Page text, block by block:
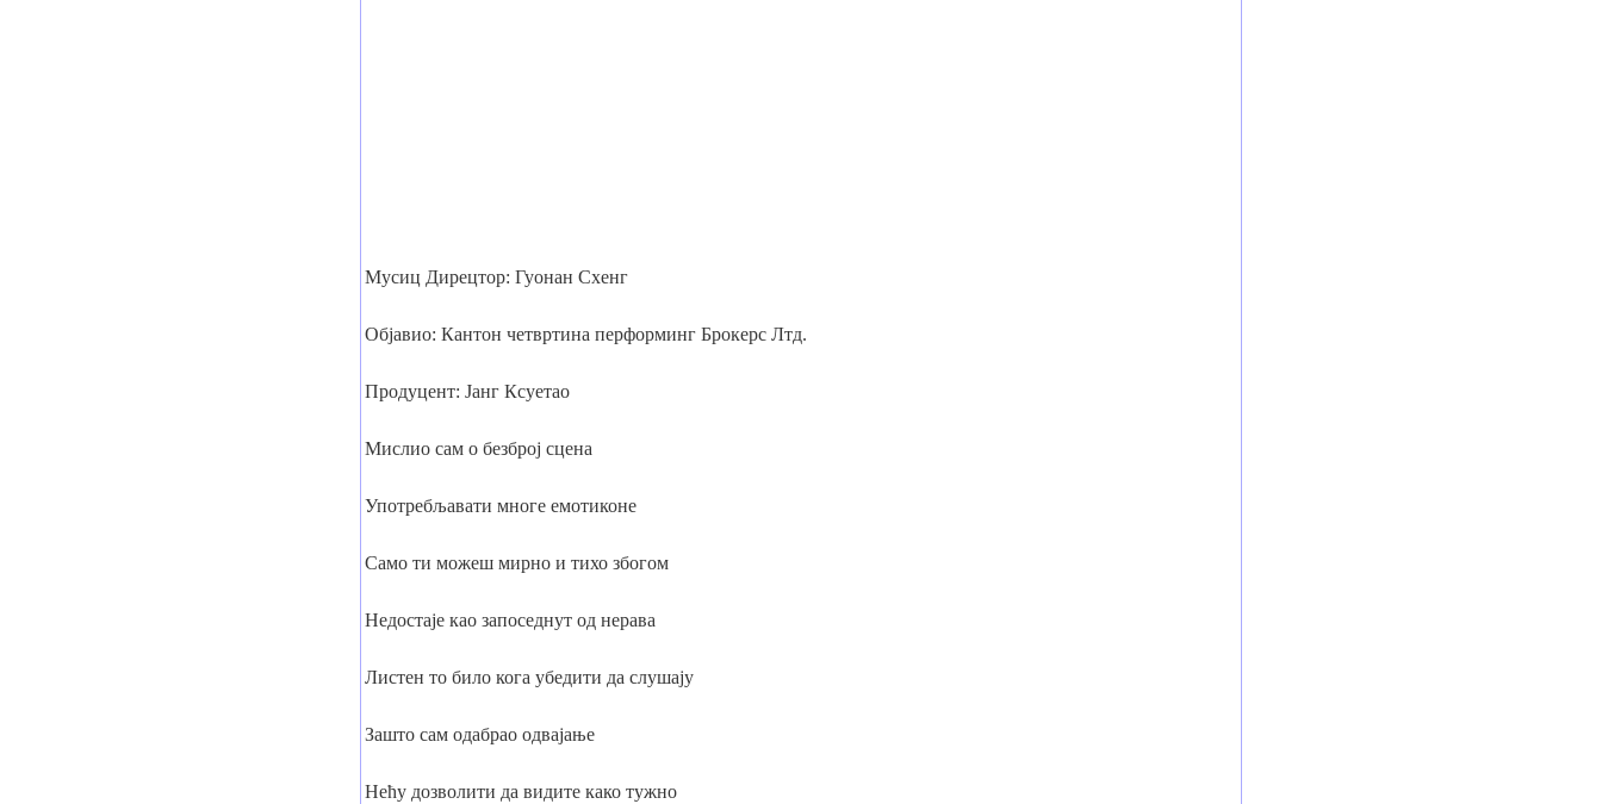
Мусиц Дирецтор: Гуонан Схенг
Објавио: Кантон четвртина перформинг Брокерс Лтд.
Продуцент: Јанг Ксуетао
Мислио сам о безброј сцена
Употребљавати многе емотиконе
Само ти можеш мирно и тихо збогом
Недостаје као запоседнут од нерава
Листен то било кога убедити да слушају
Зашто сам одабрао одвајање
Нећу дозволити да видите како тужно